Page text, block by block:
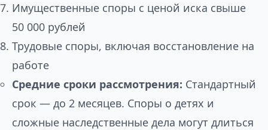
Имущественные споры с ценой иска свыше
50 000 рублей
Трудовые споры, включая восстановление на
работе
Средние сроки рассмотрения: Стандартный
срок — до 2 месяцев. Споры о детях и
сложные наследственные дела могут длиться